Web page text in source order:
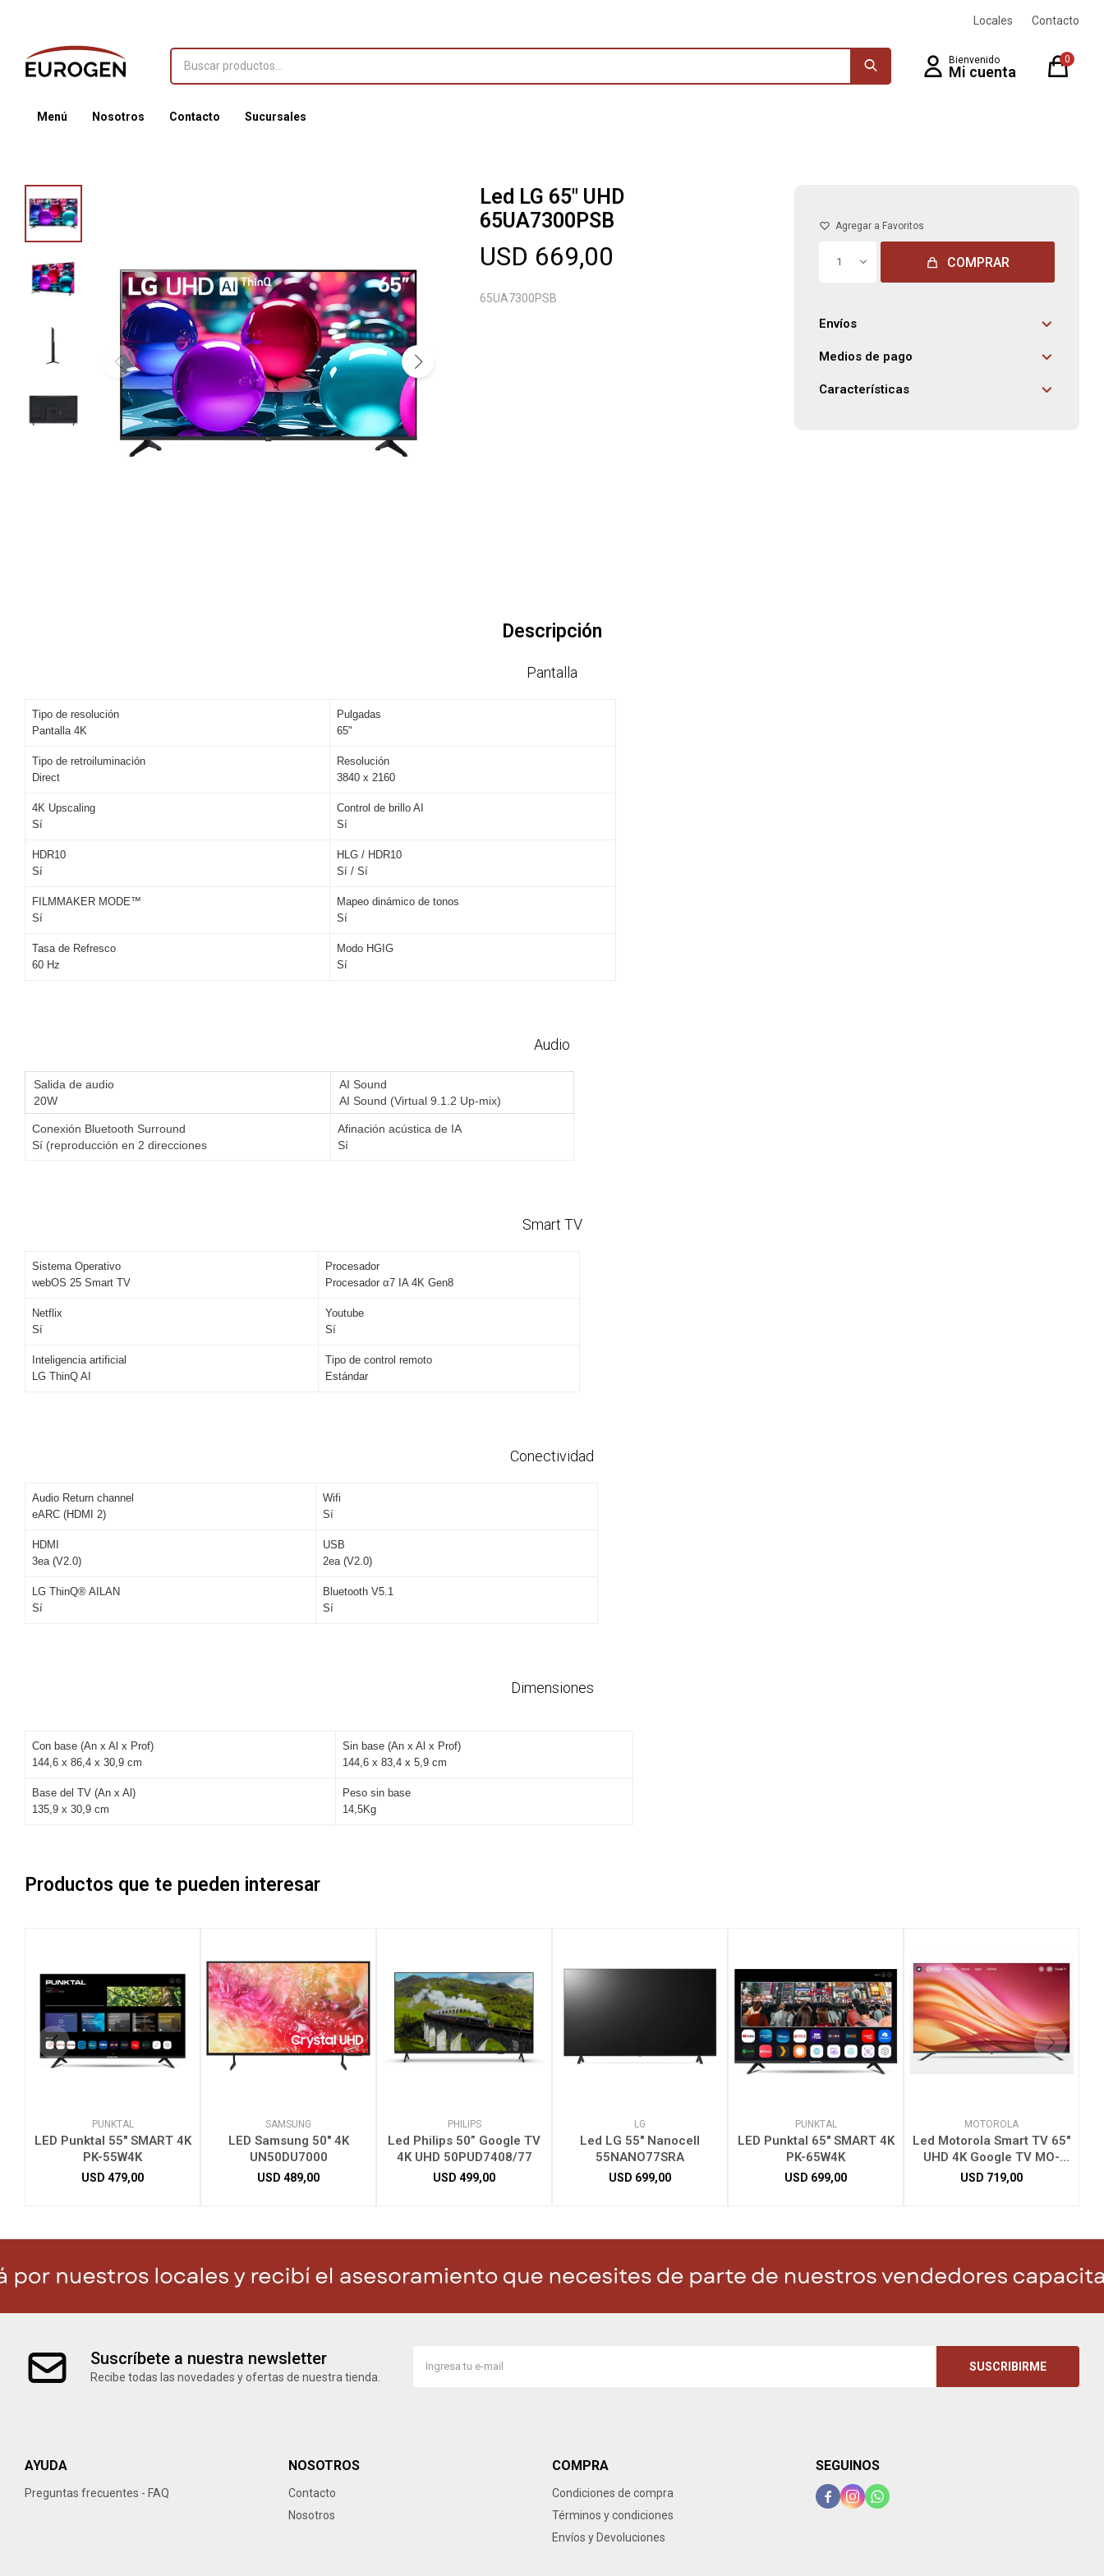
Menú Nosotros Contacto Sucursales
0
Locales Contacto
Led LG 65" UHD
65UA7300PSB
USD 669,00
65UA7300PSB
1 COMPRAR
Envíos
Medios de pago
Características
Descripción
Pantalla
Tipo de resolución
Pantalla 4K
Pulgadas
65"
Tipo de retroiluminación
Direct
Resolución
3840 x 2160
4K Upscaling
Sí
Control de brillo AI
Sí
HDR10
Sí
HLG / HDR10
Sí / Sí
FILMMAKER MODE™
Sí
Mapeo dinámico de tonos
Sí
Tasa de Refresco
60 Hz
Modo HGIG
Sí
Audio
Salida de audio
20W
AI Sound
AI Sound (Virtual 9.1.2 Up-mix)
Conexión Bluetooth Surround
Sí (reproducción en 2 direcciones
Afinación acústica de IA
Sí
Smart TV
Sistema Operativo
webOS 25 Smart TV
Procesador
Procesador α7 IA 4K Gen8
Netflix
Sí
Youtube
Sí
Inteligencia artificial
LG ThinQ AI
Tipo de control remoto
Estándar
Conectividad
Audio Return channel
eARC (HDMI 2)
Wifi
Sí
HDMI
3ea (V2.0)
USB
2ea (V2.0)
LG ThinQ® AILAN
Sí
Bluetooth V5.1
Sí
Dimensiones
Con base (An x Al x Prof)
144,6 x 86,4 x 30,9 cm
Sin base (An x Al x Prof)
144,6 x 83,4 x 5,9 cm
Base del TV (An x Al)
135,9 x 30,9 cm
Peso sin base
14,5Kg
Productos que te pueden interesar
PUNKTAL
LED Punktal 55" SMART 4K
PK-55W4K
USD 479,00
SAMSUNG
LED Samsung 50" 4K
UN50DU7000
USD 489,00
PHILIPS
Led Philips 50” Google TV
4K UHD 50PUD7408/77
USD 499,00
LG
Led LG 55" Nanocell
55NANO77SRA
USD 699,00
PUNKTAL
LED Punktal 65" SMART 4K
PK-65W4K
USD 699,00
MOTOROLA
Led Motorola Smart TV 65"
UHD 4K Google TV MO-
MOT65ULE11
USD 719,00
Suscríbete a nuestra newsletter
Recibe todas las novedades y ofertas de nuestra tienda.
SUSCRIBIRME
AYUDA
Preguntas frecuentes - FAQ
NOSOTROS
Contacto
Nosotros
COMPRA
Condiciones de compra
Términos y condiciones
Envíos y Devoluciones
SEGUINOS
  